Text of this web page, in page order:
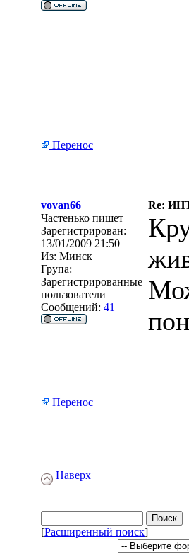
Перенос
vovan66
Re:
Частенько пишет
Зарегистрирован:
13/01/2009 21:50
Из: Минск
Група:
Зарегистрированные
пользователи
Сообщений: 41
Перенос
Наверх
[Расширенный поиск]